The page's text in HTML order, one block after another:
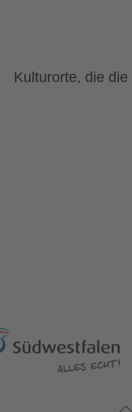
Kulturorte, die